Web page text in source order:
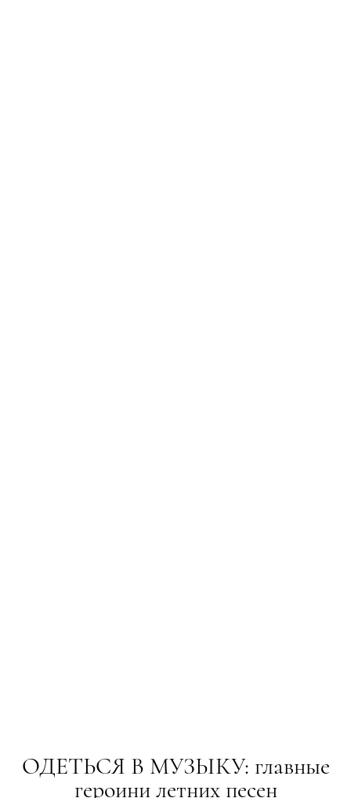
ОДЕТЬСЯ В МУЗЫКУ: главные
героини летних песен